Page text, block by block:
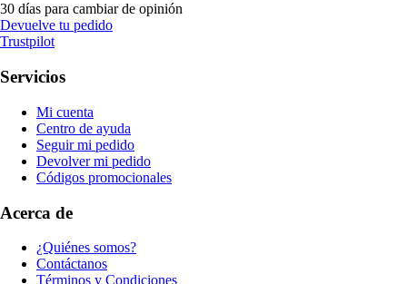
30 días para cambiar de opinión
Devuelve tu pedido
Trustpilot
Servicios
Mi cuenta
Centro de ayuda
Seguir mi pedido
Devolver mi pedido
Códigos promocionales
Acerca de
¿Quiénes somos?
Contáctanos
Términos y Condiciones